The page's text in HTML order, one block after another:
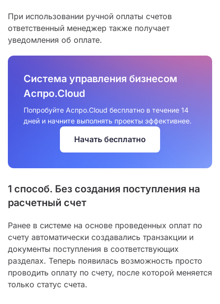
При использовании ручной оплаты счетов
ответственный менеджер также получает
уведомления об оплате.
Система управления бизнесом
Аспро.Cloud
Попробуйте Аспро.Cloud бесплатно в течение 14
дней и начните выполнять проекты эффективнее.
Начать бесплатно
1 способ. Без создания поступления на
расчетный счет
Ранее в системе на основе проведенных оплат по
счету автоматически создавались транзакции и
документы поступления в соответствующих
разделах. Теперь появилась возможность просто
проводить оплату по счету, после которой меняется
только статус счета.